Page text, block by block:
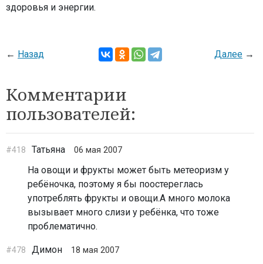
здоровья и энергии.
← Назад Далее →
Комментарии
пользователей:
#418 Татьяна 06 мая 2007
На овощи и фрукты может быть метеоризм у
ребёночка, поэтому я бы поостереглась
употреблять фрукты и овощи.А много молока
вызывает много слизи у ребёнка, что тоже
проблематично.
#478 Димон 18 мая 2007